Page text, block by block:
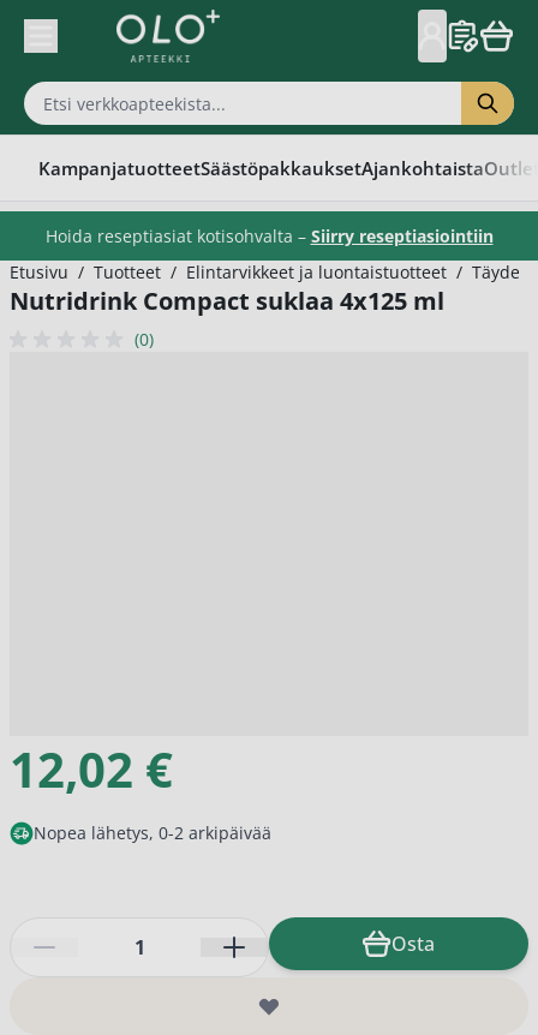
Skip to Content
KampanjatuotteetSäästöpakkauksetAjankohtaista
Hoida reseptiasiat kotisohvalta – Siirry reseptiasiointiin
Etusivu / Tuotteet / Elintarvikkeet ja luontaistuotteet /
Nutridrink Compact suklaa 4x125 ml
(0)
12,02 €
Nopea lähetys, 0-2 arkipäivää
Osta